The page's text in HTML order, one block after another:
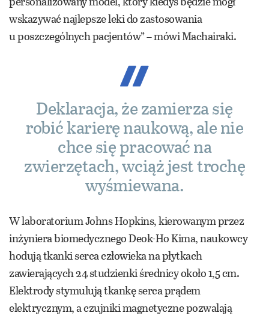
wskazywać najlepsze leki do zastosowania
u poszczególnych pacjentów” – mówi Machairaki.
Deklaracja, że zamierza się
robić karierę naukową, ale nie
chce się pracować na
zwierzętach, wciąż jest trochę
wyśmiewana.
W laboratorium Johns Hopkins, kierowanym przez
inżyniera biomedycznego Deok-Ho Kima, naukowcy
hodują tkanki serca człowieka na płytkach
zawierających 24 studzienki średnicy około 1,5 cm.
Elektrody stymulują tkankę serca prądem
elektrycznym, a czujniki magnetyczne pozwalają